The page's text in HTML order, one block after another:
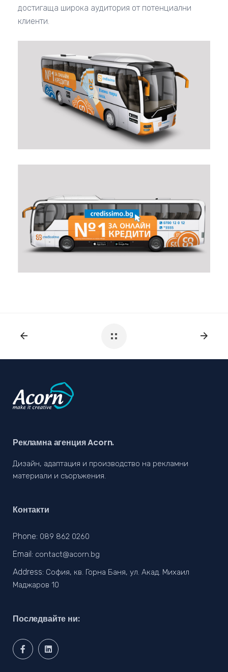
достигаща широка аудитория от потенциални
клиенти.
View Fullscreen
View Fullscreen
Рекламна агенция Acorn.
Дизайн, адаптация и производство на рекламни
материали и съоръжения.
Контакти
Phone: 089 862 0260
Email: contact@acorn.bg
Address: София, кв. Горна Баня, ул. Акад. Михаил
Маджаров 10
Последвайте ни: